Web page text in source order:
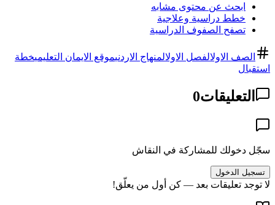
ابحث عن محتوى مشابه
خطط دراسية وعلاجية
تصفح الصفوف الدراسية
الصف الاولالفصل الاولالمنهاج الاردنيموقع الايمان التعليميخطة
استقبال
التعليقات0
سجّل دخولك للمشاركة في النقاش
تسجيل الدخول
لا توجد تعليقات بعد — كن أول من يعلّق!